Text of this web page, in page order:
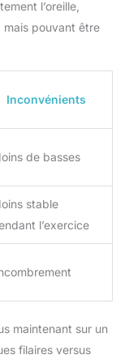
l’oreille,
mais pouvant être
Inconvénients
de basses
stable
l’exercice
maintenant sur un
filaires versus